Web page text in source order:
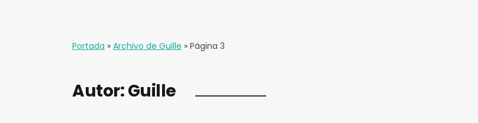
Portada » Archivo de Guille » Página 3
Autor:Guille